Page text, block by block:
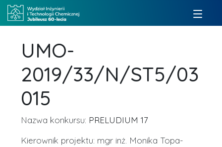
UMO-
2019/33/N/ST5/03
015
Nazwa konkursu: PRELUDIUM 17
Kierownik projektu: mgr inż. Monika Topa-